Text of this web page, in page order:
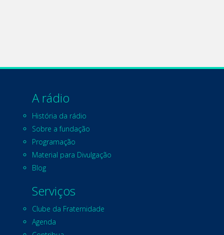
A rádio
História da rádio
Sobre a fundação
Programação
Material para Divulgação
Blog
Serviços
Clube da Fraternidade
Agenda